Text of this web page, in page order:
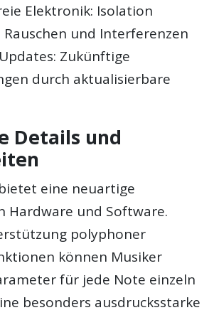
Elektronik: Isolation
und Interferenzen
Zukünftige
durch aktualisierbare
Details und
eine neuartige
Hardware und Software.
polyphoner
können Musiker
für jede Note einzeln
besonders ausdrucksstarke